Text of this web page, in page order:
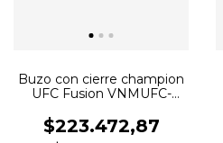
Buzo con cierre champion
UFC Fusion VNMUFC-
$223.472,87